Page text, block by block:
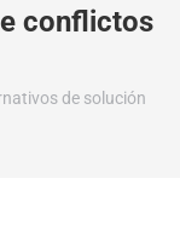
conflictos
de solución